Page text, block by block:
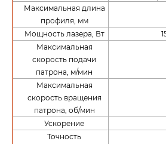
Максимальная длина
профиля, мм
Мощность лазера, Вт
Максимальная
скорость подачи
патрона, м/мин
Максимальная
скорость вращения
патрона, об/мин
Ускорение
Точность